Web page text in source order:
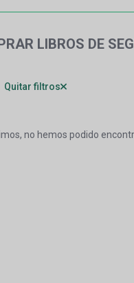
LIBROS DE
Quitar filtros
no hemos podido